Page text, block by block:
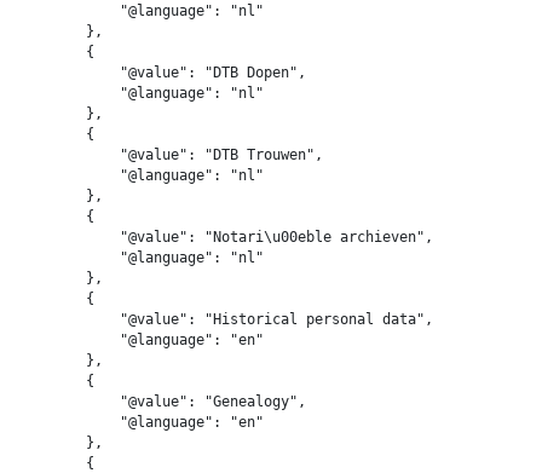
            "@language": "nl"
        },
        {
            "@value": "DTB Dopen",
            "@language": "nl"
        },
        {
            "@value": "DTB Trouwen",
            "@language": "nl"
        },
        {
            "@value": "Notari\u00eble archieven",
            "@language": "nl"
        },
        {
            "@value": "Historical personal data",
            "@language": "en"
        },
        {
            "@value": "Genealogy",
            "@language": "en"
        },
        {